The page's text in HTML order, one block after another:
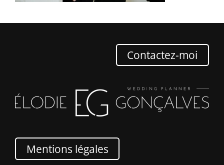
Contactez-moi
Mentions légales